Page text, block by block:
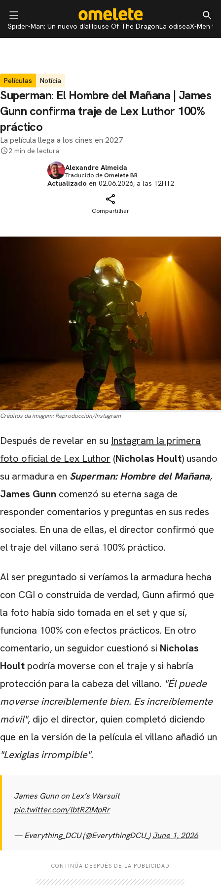
Spider-Man: Un nuevo díaHouse Of The DragonLa odiseaX-Men 97
Películas Notícia
Superman: El Hombre del Mañana | James
Gunn confirma traje de Lex Luthor 100%
práctico
La película llega a los cines en 2027
2 min de lectura
Alexandre Almeida
Traducido deOmelete BR
Actualizado en 02.06.2026, a las 12H12
Compartilhar
Créditos da imagem: Reproducción/Instagram
Después de revelar en su Instagram la primera
foto oficial de Lex Luthor (Nicholas Hoult) usando
su armadura en Superman: Hombre del Mañana,
James Gunn comenzó su eterna saga de
responder comentarios y preguntas en sus redes
sociales. En una de ellas, el director confirmó que
el traje del villano será 100% práctico.
Al ser preguntado si veríamos la armadura hecha
con CGI o construida de verdad, Gunn afirmó que
la foto había sido tomada en el set y que sí,
funciona 100% con efectos prácticos. En otro
comentario, un seguidor cuestionó si Nicholas
Hoult podría moverse con el traje y si habría
protección para la cabeza del villano. "Él puede
moverse increíblemente bien. Es increíblemente
móvil", dijo el director, quien completó diciendo
que en la versión de la película el villano añadió un
"Lexiglas irrompible".
James Gunn on Lex’s Warsuit
pic.twitter.com/lbtRZlMpRr
— Everything_DCU (@EverythingDCU_)June 1, 2026
CONTINÚA DESPUÉS DE LA PUBLICIDAD